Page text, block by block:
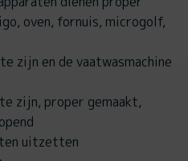
oven, fornuis, microgolf,
zijn en de vaatwasmachine
zijn, proper gemaakt,
uitzetten